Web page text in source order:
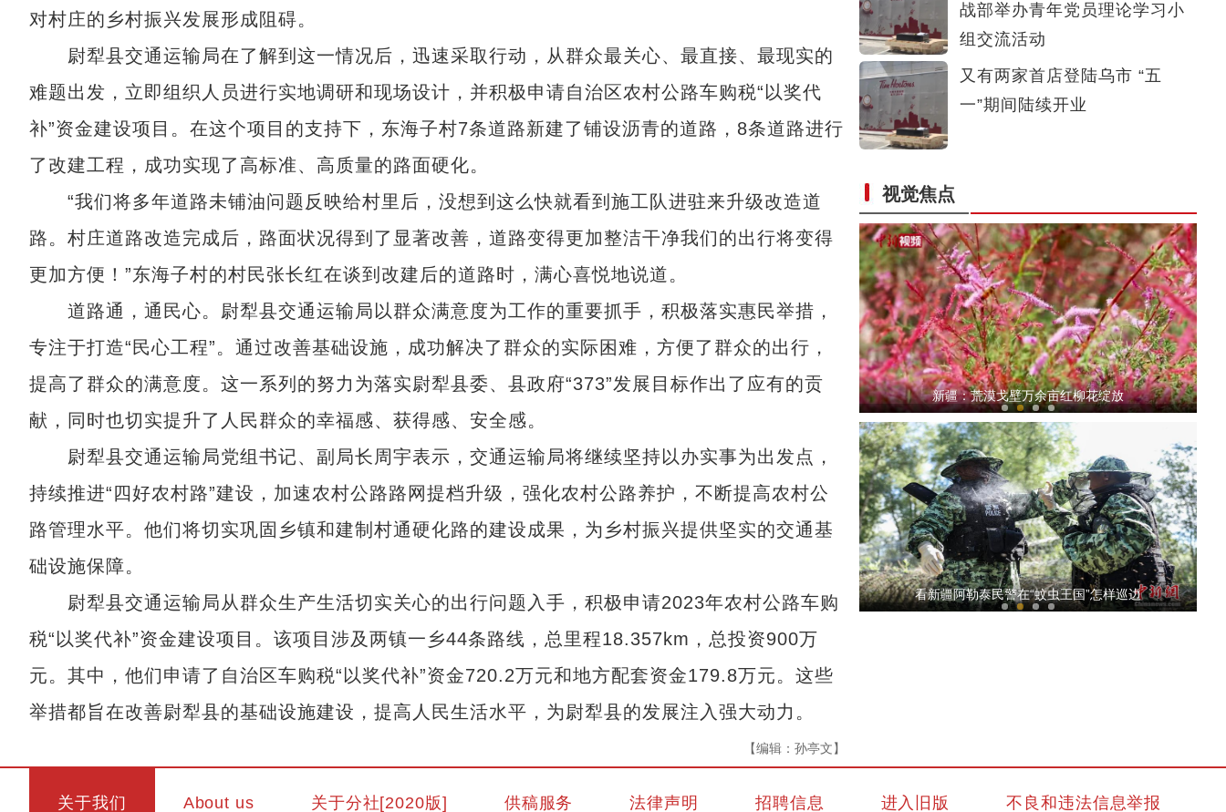
对村庄的乡村振兴发展形成阻碍。
尉犁县交通运输局在了解到这一情况后，迅速采取行动，从群众最关心、最直接、最现实的
难题出发，立即组织人员进行实地调研和现场设计，并积极申请自治区农村公路车购税“以奖代
补”资金建设项目。在这个项目的支持下，东海子村7条道路新建了铺设沥青的道路，8条道路进行
了改建工程，成功实现了高标准、高质量的路面硬化。
“我们将多年道路未铺油问题反映给村里后，没想到这么快就看到施工队进驻来升级改造道
路。村庄道路改造完成后，路面状况得到了显著改善，道路变得更加整洁干净我们的出行将变得
更加方便！”东海子村的村民张长红在谈到改建后的道路时，满心喜悦地说道。
道路通，通民心。尉犁县交通运输局以群众满意度为工作的重要抓手，积极落实惠民举措，
专注于打造“民心工程”。通过改善基础设施，成功解决了群众的实际困难，方便了群众的出行，
提高了群众的满意度。这一系列的努力为落实尉犁县委、县政府“373”发展目标作出了应有的贡
献，同时也切实提升了人民群众的幸福感、获得感、安全感。
尉犁县交通运输局党组书记、副局长周宇表示，交通运输局将继续坚持以办实事为出发点，
持续推进“四好农村路”建设，加速农村公路路网提档升级，强化农村公路养护，不断提高农村公
路管理水平。他们将切实巩固乡镇和建制村通硬化路的建设成果，为乡村振兴提供坚实的交通基
础设施保障。
尉犁县交通运输局从群众生产生活切实关心的出行问题入手，积极申请2023年农村公路车购
税“以奖代补”资金建设项目。该项目涉及两镇一乡44条路线，总里程18.357km，总投资900万
元。其中，他们申请了自治区车购税“以奖代补”资金720.2万元和地方配套资金179.8万元。这些
举措都旨在改善尉犁县的基础设施建设，提高人民生活水平，为尉犁县的发展注入强大动力。
【编辑：孙亭文】
战部举办青年党员理论学习小
组交流活动
又有两家首店登陆乌市 “五
一”期间陆续开业
视觉焦点
北塔山牧歌：这里牧草丰茂，牛羊肥壮
新疆：荒漠戈壁万余亩红柳花绽放
新疆对额河实施第三次科考 杨树“基因库”在
看新疆阿勒泰民警在“蚊虫王国”怎样巡边
关于我们 About us 关于分社[2020版] 供稿服务 法律声明 招聘信息 进入旧版 不良和违法信息举报